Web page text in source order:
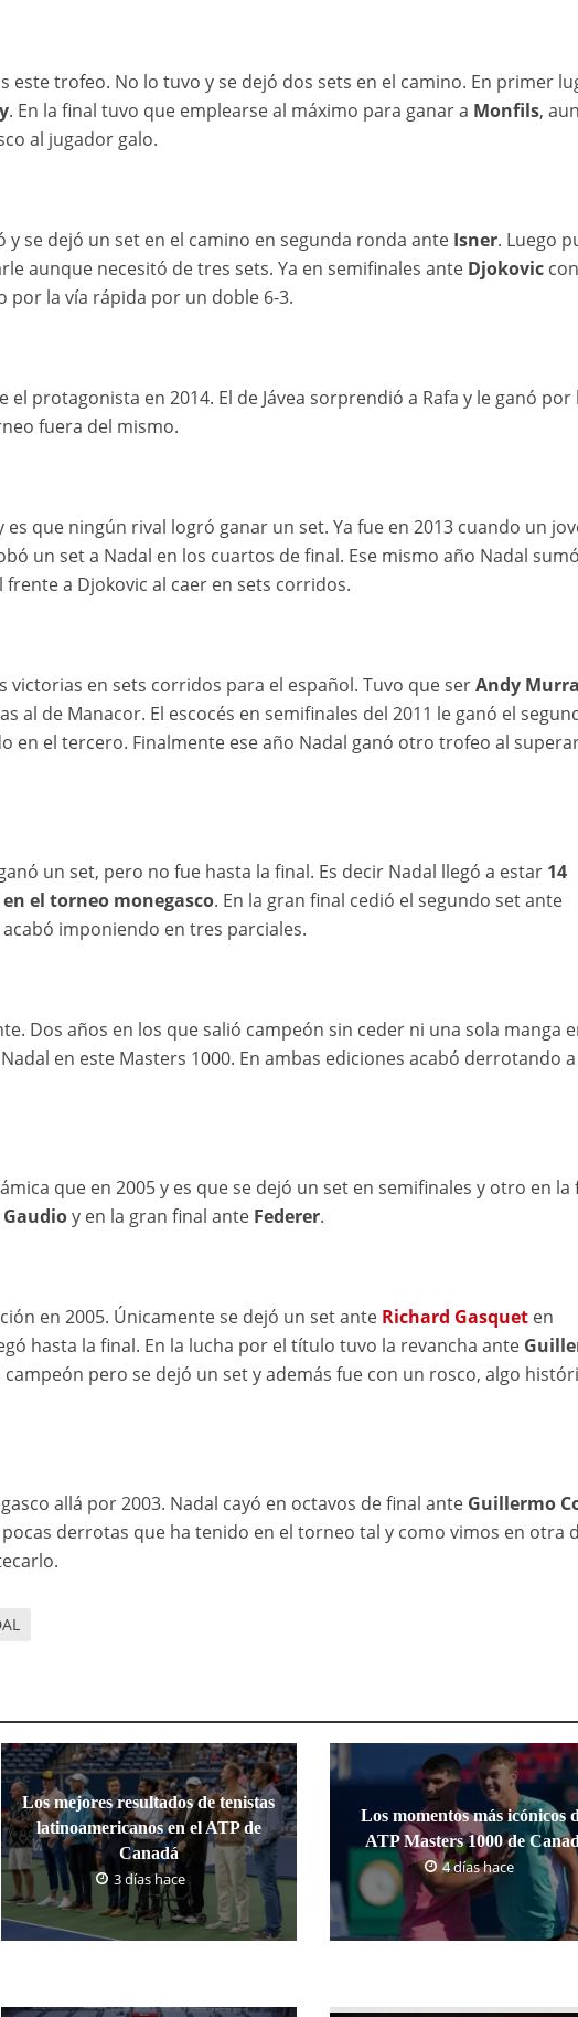
este trofeo. No lo tuvo y se dejó dos sets en el camino. En primer
. En la final tuvo que emplearse al máximo para ganar a Monfils,
al jugador galo.
y se dejó un set en el camino en segunda ronda ante Isner. Luego
aunque necesitó de tres sets. Ya en semifinales ante Djokovic
por la vía rápida por un doble 6-3.
el protagonista en 2014. El de Jávea sorprendió a Rafa y le ganó por
fuera del mismo.
es que ningún rival logró ganar un set. Ya fue en 2013 cuando un
un set a Nadal en los cuartos de final. Ese mismo año Nadal
a Djokovic al caer en sets corridos.
victorias en sets corridos para el español. Tuvo que serAndy
al de Manacor. El escocés en semifinales del 2011 le ganó el
en el tercero. Finalmente ese año Nadal ganó otro trofeo al
un set, pero no fue hasta la final. Es decir Nadal llegó a estar 14
el torneo monegasco. En la gran final cedió el segundo set ante
imponiendo en tres parciales.
Dos años en los que salió campeón sin ceder ni una sola manga
en este Masters 1000. En ambas ediciones acabó derrotando a
que en 2005 y es que se dejó un set en semifinales y otro en la
y en la gran final ante Federer.
en 2005. Únicamente se dejó un set ante Richard Gasqueten
hasta la final. En la lucha por el título tuvo la revancha ante
campeón pero se dejó un set y además fue con un rosco, algo
allá por 2003. Nadal cayó en octavos de final ante Guillermo
derrotas que ha tenido en el torneo tal y como vimos en otra
Los mejores resultados de tenistas
latinoamericanos en el ATP de
Canadá
3 días hace
Los momentos más icónicos
ATP Masters 1000 de
4 días hace